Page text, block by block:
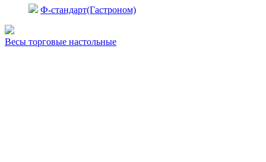
Ф-стандарт(Гастроном)
Весы торговые настольные